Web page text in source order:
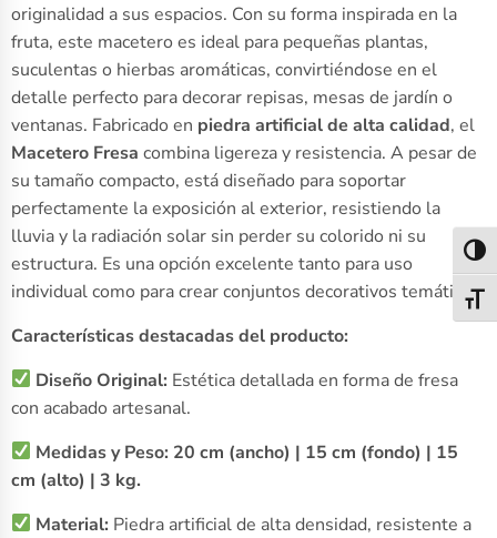
originalidad a sus espacios. Con su forma inspirada en la
fruta, este macetero es ideal para pequeñas plantas,
suculentas o hierbas aromáticas, convirtiéndose en el
detalle perfecto para decorar repisas, mesas de jardín o
ventanas. Fabricado en piedra artificial de alta calidad, el
Macetero Fresa combina ligereza y resistencia. A pesar de
su tamaño compacto, está diseñado para soportar
perfectamente la exposición al exterior, resistiendo la
lluvia y la radiación solar sin perder su colorido ni su
estructura. Es una opción excelente tanto para uso
individual como para crear conjuntos decorativos temáticos.
Características destacadas del producto:
Diseño Original: Estética detallada en forma de fresa
con acabado artesanal.
Medidas y Peso: 20 cm (ancho) | 15 cm (fondo) | 15
cm (alto) | 3 kg.
Material: Piedra artificial de alta densidad, resistente a